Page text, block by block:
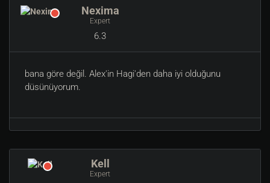
Nexima
Expert
6.3
bana göre değil. Alex'in Hagi'den daha iyi olduğunu
düsünüyorum.
Kell
Expert